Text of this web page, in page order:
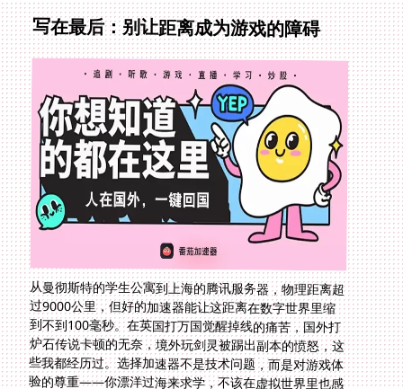
写在最后：别让距离成为游戏的障碍
从曼彻斯特的学生公寓到上海的腾讯服务器，物理距离超
过9000公里，但好的加速器能让这距离在数字世界里缩
到不到100毫秒。在英国打万国觉醒掉线的痛苦，国外打
炉石传说卡顿的无奈，境外玩剑灵被踢出副本的愤怒，这
些我都经历过。选择加速器不是技术问题，而是对游戏体
验的尊重——你漂洋过海来求学，不该在虚拟世界里也感